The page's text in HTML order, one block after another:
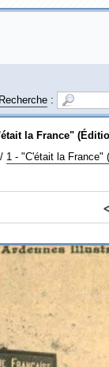
Recherche:
la France"
/ 1 - "C'était la France"